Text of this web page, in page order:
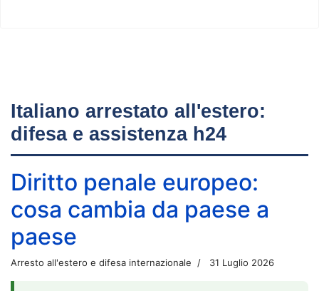
Italiano arrestato all'estero:
difesa e assistenza h24
Diritto penale europeo:
cosa cambia da paese a
paese
Arresto all'estero e difesa internazionale 31 Luglio 2026